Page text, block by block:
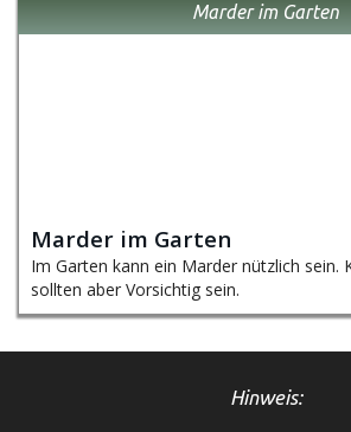
Marder im Garten
Marder im Garten
Im Garten kann ein Marder nützlich sein.
sollten aber Vorsichtig sein.
Hinweis: